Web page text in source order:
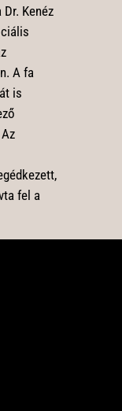
Kenéz
A fa
is
fel a